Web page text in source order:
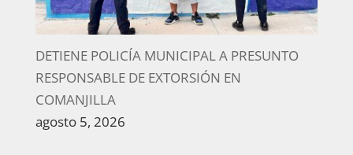
DETIENE POLICÍA MUNICIPAL A PRESUNTO
RESPONSABLE DE EXTORSIÓN EN
COMANJILLA
agosto 5, 2026